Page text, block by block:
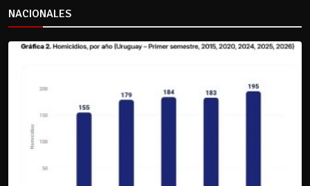
NACIONALES